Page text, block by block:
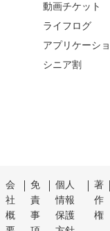
動画チケット
ライフログ
アプリケーシ
シニア割
会
社
概
免
責
事
個人
情報
保護
著
作
権